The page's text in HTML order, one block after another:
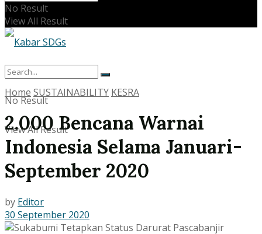
No Result
View All Result
No Result
View All Result
Home SUSTAINABILITY KESRA
2.000 Bencana Warnai
Indonesia Selama Januari-
September 2020
by Editor
30 September 2020